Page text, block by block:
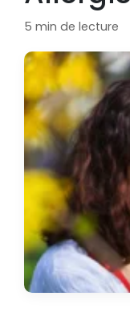
5 min de lecture